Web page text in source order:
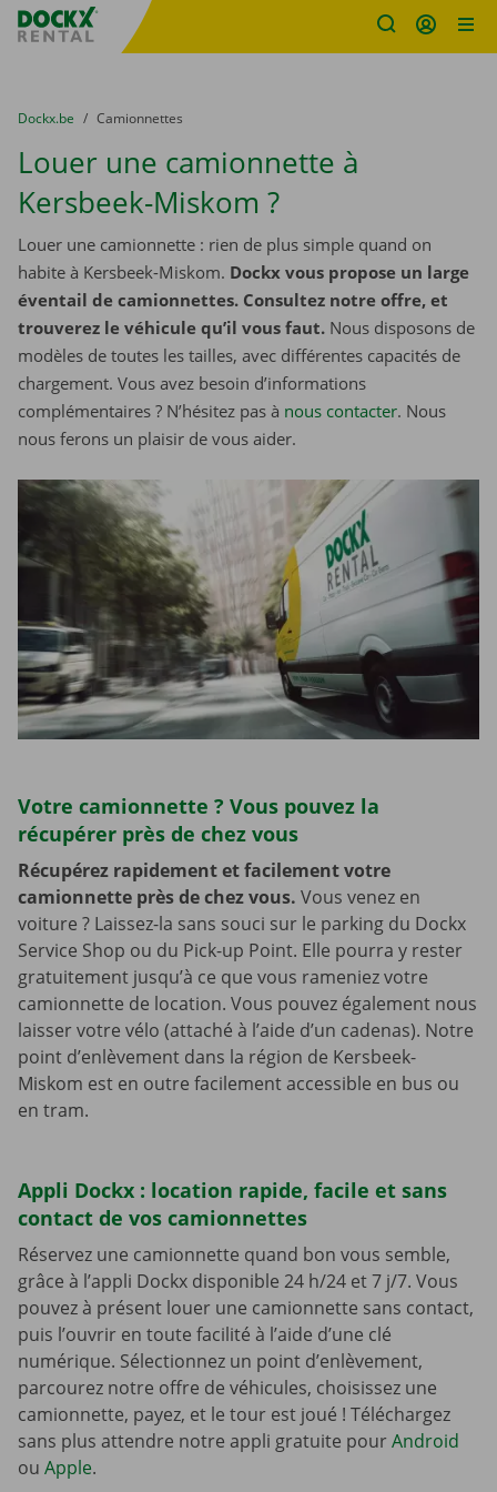
sitename
You are here:
du
Dockx.be to
Camionnettes
Louer une camionnette à
Kersbeek-Miskom ?
Louer une camionnette : rien de plus simple quand on
habite à Kersbeek-Miskom. Dockx vous propose un large
éventail de camionnettes. Consultez notre offre, et
trouverez le véhicule qu’il vous faut. Nous disposons de
modèles de toutes les tailles, avec différentes capacités de
chargement. Vous avez besoin d’informations
complémentaires ? N’hésitez pas à nous contacter. Nous
nous ferons un plaisir de vous aider.
Votre camionnette ? Vous pouvez la
récupérer près de chez vous
Récupérez rapidement et facilement votre
camionnette près de chez vous. Vous venez en
voiture ? Laissez-la sans souci sur le parking du Dockx
Service Shop ou du Pick-up Point. Elle pourra y rester
gratuitement jusqu’à ce que vous rameniez votre
camionnette de location. Vous pouvez également nous
laisser votre vélo (attaché à l’aide d’un cadenas). Notre
point d’enlèvement dans la région de Kersbeek-
Miskom est en outre facilement accessible en bus ou
en tram.
Appli Dockx : location rapide, facile et sans
contact de vos camionnettes
Réservez une camionnette quand bon vous semble,
grâce à l’appli Dockx disponible 24 h/24 et 7 j/7. Vous
pouvez à présent louer une camionnette sans contact,
puis l’ouvrir en toute facilité à l’aide d’une clé
numérique. Sélectionnez un point d’enlèvement,
parcourez notre offre de véhicules, choisissez une
camionnette, payez, et le tour est joué ! Téléchargez
sans plus attendre notre appli gratuite pourAndroid
ou Apple.